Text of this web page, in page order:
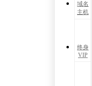
域名
主机
终身
VIP